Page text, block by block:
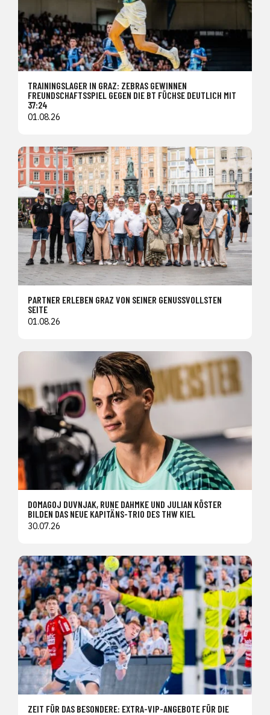
TRAININGSLAGER IN GRAZ: ZEBRAS GEWINNEN
FREUNDSCHAFTSSPIEL GEGEN DIE BT FÜCHSE DEUTLICH MIT
37:24
01.08.26
PARTNER ERLEBEN GRAZ VON SEINER GENUSSVOLLSTEN
SEITE
01.08.26
DOMAGOJ DUVNJAK, RUNE DAHMKE UND JULIAN KÖSTER
BILDEN DAS NEUE KAPITÄNS-TRIO DES THW KIEL
30.07.26
ZEIT FÜR DAS BESONDERE: EXTRA-VIP-ANGEBOTE FÜR DIE